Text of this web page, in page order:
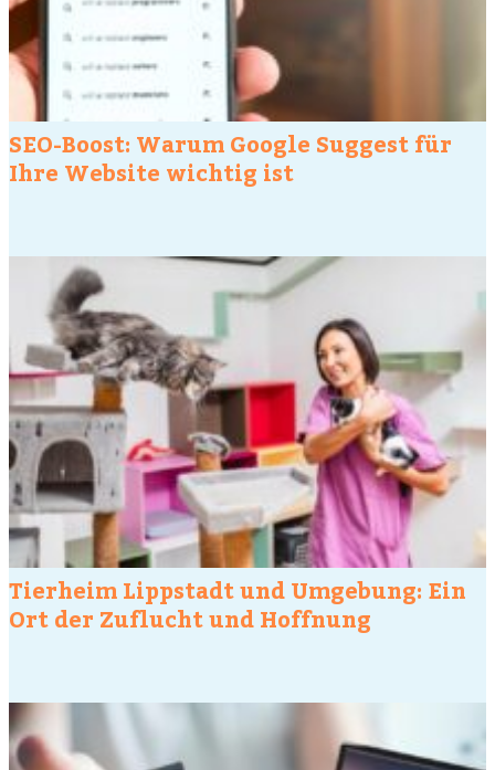
SEO-Boost: Warum Google Suggest für
Ihre Website wichtig ist
Tierheim Lippstadt und Umgebung: Ein
Ort der Zuflucht und Hoffnung